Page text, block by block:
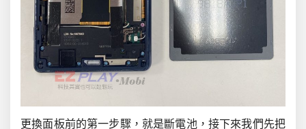
更換面板前的第一步驟，就是斷電池，接下來我們先把